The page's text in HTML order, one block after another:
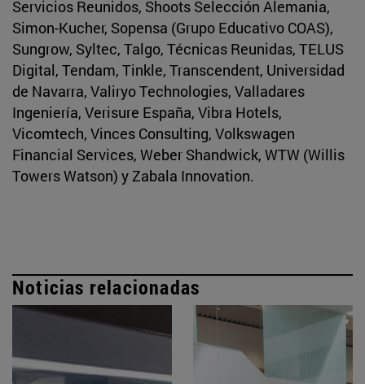
Servicios Reunidos, Shoots Selección Alemania,
Simon-Kucher, Sopensa (Grupo Educativo COAS),
Sungrow, Syltec, Talgo, Técnicas Reunidas, TELUS
Digital, Tendam, Tinkle, Transcendent, Universidad
de Navarra, Valiryo Technologies, Valladares
Ingeniería, Verisure España, Vibra Hotels,
Vicomtech, Vinces Consulting, Volkswagen
Financial Services, Weber Shandwick, WTW (Willis
Towers Watson) y Zabala Innovation.
Noticias relacionadas